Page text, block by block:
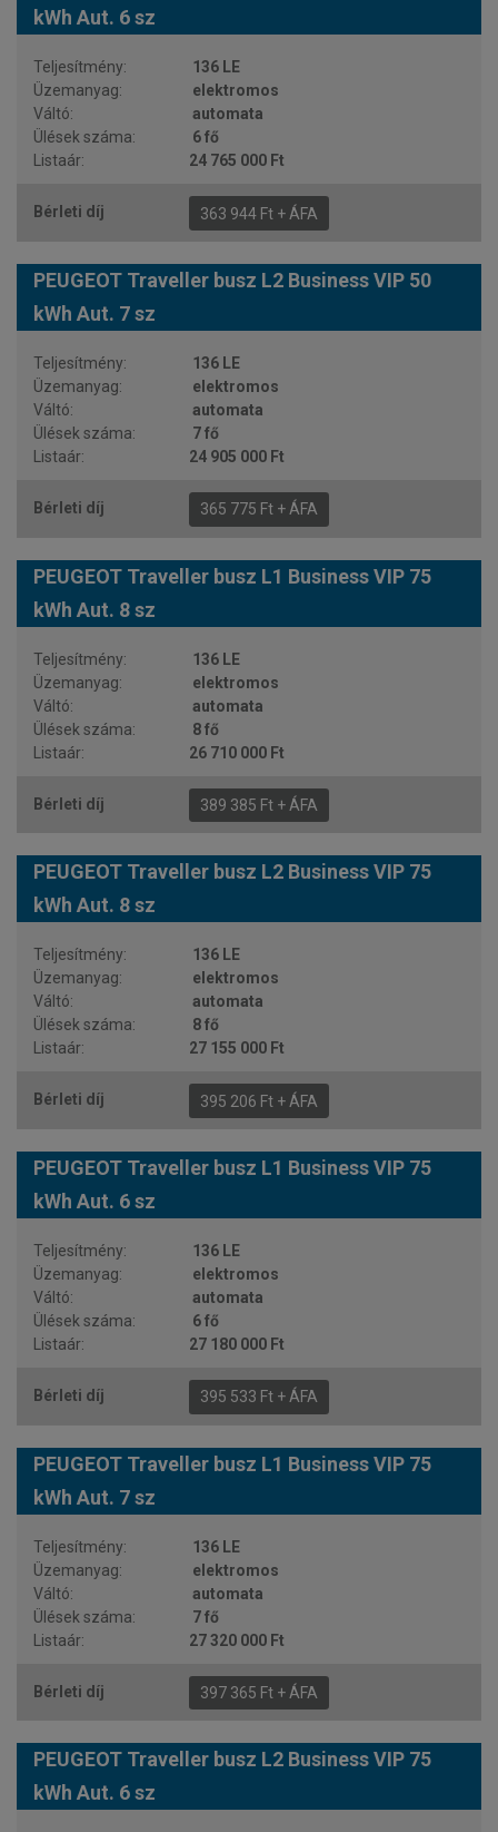
kWh Aut. 6 sz
136 LE
elektromos
automata
6 fő
24 765 000 Ft
363 944 Ft + ÁFA
PEUGEOT Traveller busz L2 Business VIP 50
kWh Aut. 7 sz
136 LE
elektromos
automata
7 fő
24 905 000 Ft
365 775 Ft + ÁFA
PEUGEOT Traveller busz L1 Business VIP 75
kWh Aut. 8 sz
136 LE
elektromos
automata
8 fő
26 710 000 Ft
389 385 Ft + ÁFA
PEUGEOT Traveller busz L2 Business VIP 75
kWh Aut. 8 sz
136 LE
elektromos
automata
8 fő
27 155 000 Ft
395 206 Ft + ÁFA
PEUGEOT Traveller busz L1 Business VIP 75
kWh Aut. 6 sz
136 LE
elektromos
automata
6 fő
27 180 000 Ft
395 533 Ft + ÁFA
PEUGEOT Traveller busz L1 Business VIP 75
kWh Aut. 7 sz
136 LE
elektromos
automata
7 fő
27 320 000 Ft
397 365 Ft + ÁFA
PEUGEOT Traveller busz L2 Business VIP 75
kWh Aut. 6 sz